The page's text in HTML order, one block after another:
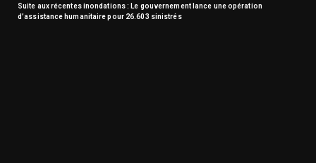
Suite aux récentes inondations : Le gouvernement lance une opération
d’assistance humanitaire pour 26.603 sinistrés